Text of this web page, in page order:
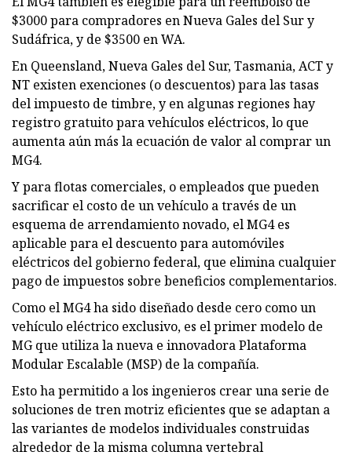
$3000 para compradores en Nueva Gales del Sur y
Sudáfrica, y de $3500 en WA.
En Queensland, Nueva Gales del Sur, Tasmania, ACT y
NT existen exenciones (o descuentos) para las tasas
del impuesto de timbre, y en algunas regiones hay
registro gratuito para vehículos eléctricos, lo que
aumenta aún más la ecuación de valor al comprar un
MG4.
Y para flotas comerciales, o empleados que pueden
sacrificar el costo de un vehículo a través de un
esquema de arrendamiento novado, el MG4 es
aplicable para el descuento para automóviles
eléctricos del gobierno federal, que elimina cualquier
pago de impuestos sobre beneficios complementarios.
Como el MG4 ha sido diseñado desde cero como un
vehículo eléctrico exclusivo, es el primer modelo de
MG que utiliza la nueva e innovadora Plataforma
Modular Escalable (MSP) de la compañía.
Esto ha permitido a los ingenieros crear una serie de
soluciones de tren motriz eficientes que se adaptan a
las variantes de modelos individuales construidas
alrededor de la misma columna vertebral